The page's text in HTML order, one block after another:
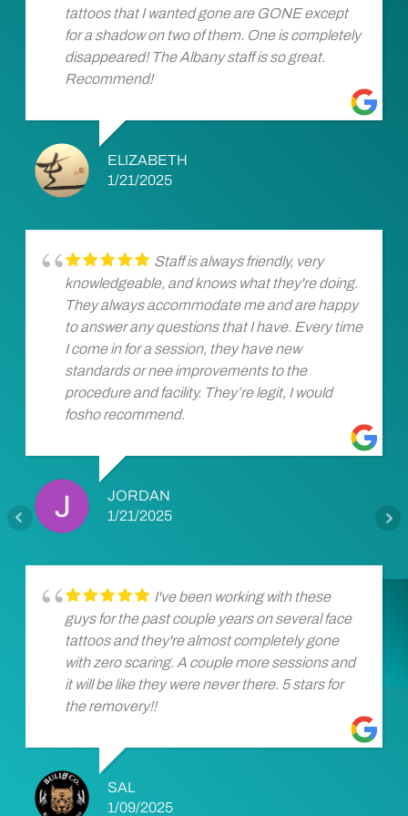
tattoos that I wanted gone are GONE except
for a shadow on two of them. One is completely
disappeared! The Albany staff is so great.
Recommend!
ELIZABETH
1/21/2025
Staff is always friendly, very
knowledgeable, and knows what they're doing.
They always accommodate me and are happy
to answer any questions that I have. Every time
I come in for a session, they have new
standards or nee improvements to the
procedure and facility. They’re legit, I would
fosho recommend.
JORDAN
1/21/2025
I've been working with these
guys for the past couple years on several face
tattoos and they're almost completely gone
with zero scaring. A couple more sessions and
it will be like they were never there. 5 stars for
the removery!!
SAL
1/09/2025